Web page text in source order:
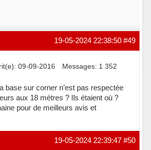
#49
19-05-2024 22:38:50
09-09-2016 Messages: 1 352
base sur corner n’est pas respectée
aux 18 mètres ? Ils étaient où ?
pour de meilleurs avis et
#50
19-05-2024 22:39:47